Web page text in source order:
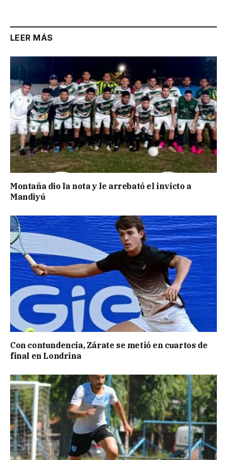
LEER MÁS
Montaña dio la nota y le arrebató el invicto a
Mandiyú
Con contundencia, Zárate se metió en cuartos de
final en Londrina